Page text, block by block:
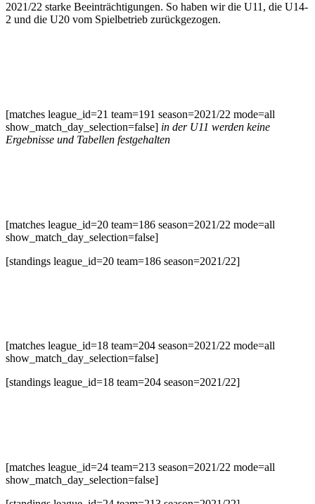
2021/22 starke Beeinträchtigungen. So haben wir die U11, die U14-
2 und die U20 vom Spielbetrieb zurückgezogen.
[matches league_id=21 team=191 season=2021/22 mode=all
show_match_day_selection=false] in der U11 werden keine
Ergebnisse und Tabellen festgehalten
[matches league_id=20 team=186 season=2021/22 mode=all
show_match_day_selection=false]
[standings league_id=20 team=186 season=2021/22]
[matches league_id=18 team=204 season=2021/22 mode=all
show_match_day_selection=false]
[standings league_id=18 team=204 season=2021/22]
[matches league_id=24 team=213 season=2021/22 mode=all
show_match_day_selection=false]